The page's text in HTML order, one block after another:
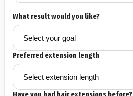
What result would you like?
Preferred extension length